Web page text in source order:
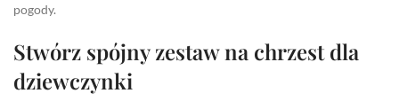
pogody.
Stwórz spójny zestaw na chrzest dla
dziewczynki